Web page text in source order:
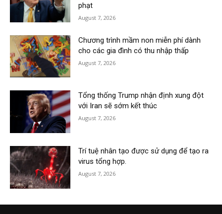
phạt
August 7, 2026
Chương trình mầm non miễn phí dành
cho các gia đình có thu nhập thấp
August 7, 2026
Tổng thống Trump nhận định xung đột
với Iran sẽ sớm kết thúc
August 7, 2026
Trí tuệ nhân tạo được sử dụng để tạo ra
virus tổng hợp.
August 7, 2026